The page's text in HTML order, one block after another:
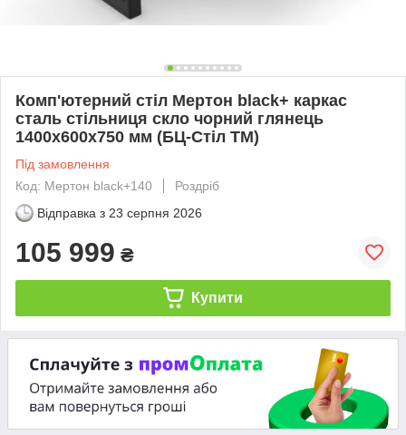
Комп'ютерний стіл Мертон black+ каркас
сталь стільниця скло чорний глянець
1400х600х750 мм (БЦ-Стіл ТМ)
Під замовлення
Код: Мертон black+140
Роздріб
Відправка з 23 серпня 2026
105 999 ₴
Купити